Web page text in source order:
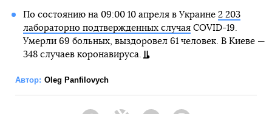
По состоянию на 09:00 10 апреля в Украине 2 203
лабораторно подтвержденных случаяCOVID-19.
Умерли 69 больных, выздоровел 61 человек. В Киеве —
348 случаев коронавируса.
Автор: Oleg Panfilovych